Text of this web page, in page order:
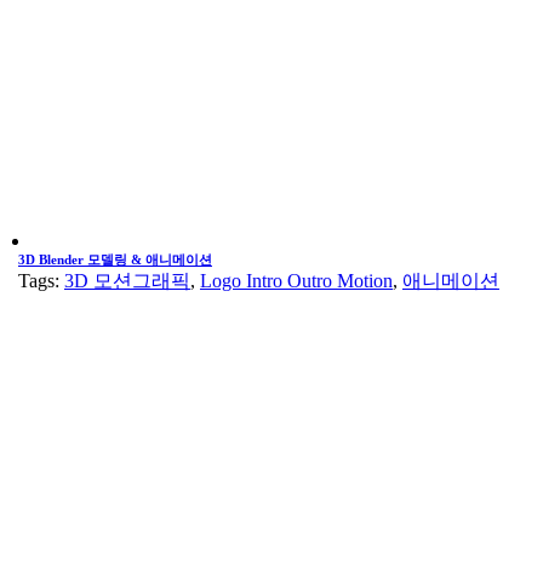
3D Blender 모델링 & 애니메이션
Tags: 3D 모션그래픽, Logo Intro Outro Motion, 애니메이션